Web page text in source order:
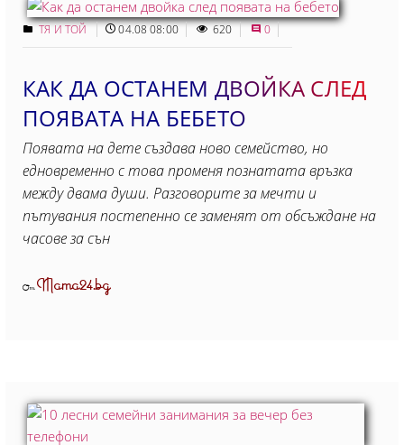
ТЯ И ТОЙ 04.08 08:00 620 0
КАК ДА ОСТАНЕМ ДВОЙКА СЛЕД
ПОЯВАТА НА БЕБЕТО
Появата на дете създава ново семейство, но
едновременно с това променя познатата връзка
между двама души. Разговорите за мечти и
пътувания постепенно се заменят от обсъждане на
часове за сън
ОтMama24.bg